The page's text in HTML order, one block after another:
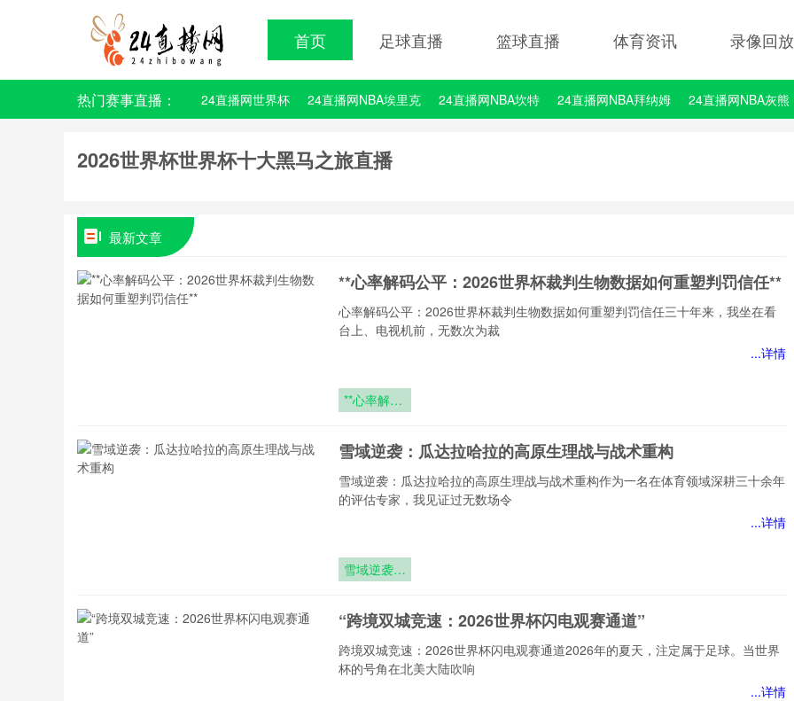
首页 足球直播 篮球直播 体育资讯 录像回放
热门赛事直播： 24直播网世界杯 24直播网NBA埃里克 24直播网NBA坎特 24直播网NBA拜纳姆 24直播网NBA灰熊
2026世界杯世界杯十大黑马之旅直播
最新文章
**心率解码公平：2026世界杯裁判生物数据如何重塑判罚信任**
心率解码公平：2026世界杯裁判生物数据如何重塑判罚信任三十年来，我坐在看
台上、电视机前，无数次为裁
...详情
**心率解码
杯裁判生物
数据如何重
塑判罚信任
**
雪域逆袭：瓜达拉哈拉的高原生理战与战术重构
雪域逆袭：瓜达拉哈拉的高原生理战与战术重构作为一名在体育领域深耕三十余年
的评估专家，我见证过无数场令
...详情
雪域逆袭：
战与战术重
构
“跨境双城竞速：2026世界杯闪电观赛通道”
跨境双城竞速：2026世界杯闪电观赛通道2026年的夏天，注定属于足球。当世界
杯的号角在北美大陆吹响
...详情